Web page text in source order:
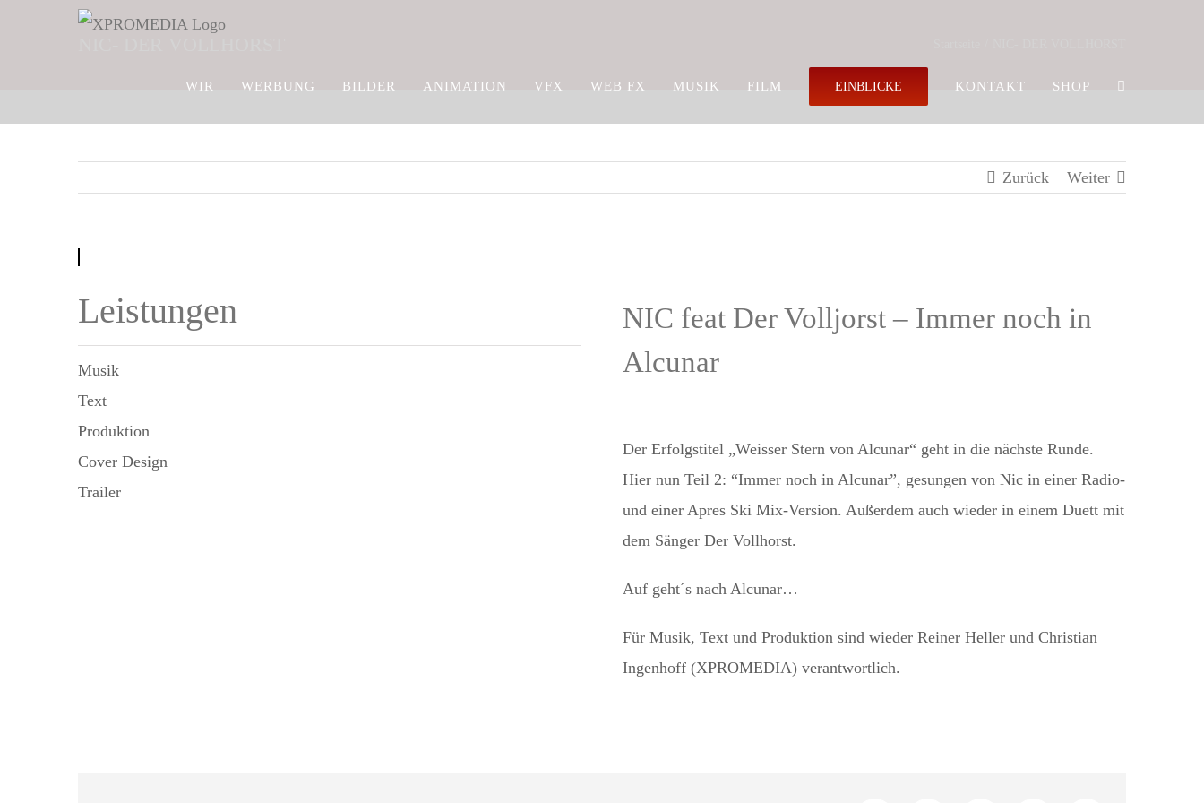
WIR WERBUNG BILDER ANIMATION VFX WEB FX MUSIK FILM EINBLICKE KONTAKT SHOP
Zurück Weiter
Leistungen
Musik
Text
Produktion
Cover Design
Trailer
NIC feat Der Volljorst – Immer noch in
Alcunar
Der Erfolgstitel „Weisser Stern von Alcunar“ geht in die nächste Runde.
Hier nun Teil 2: “Immer noch in Alcunar”, gesungen von Nic in einer Radio-
und einer Apres Ski Mix-Version. Außerdem auch wieder in einem Duett mit
dem Sänger Der Vollhorst.
Auf geht´s nach Alcunar…
Für Musik, Text und Produktion sind wieder Reiner Heller und Christian
Ingenhoff (XPROMEDIA) verantwortlich.